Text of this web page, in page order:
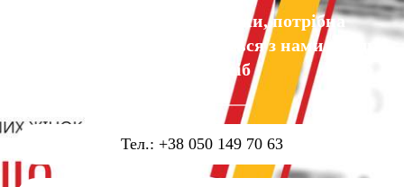
Є пропозиції, ідеї, думки, потрібна
допомога? Просто зв'яжіться з нами у будь-
який спосіб
Тел.: +38 050 149 70 63